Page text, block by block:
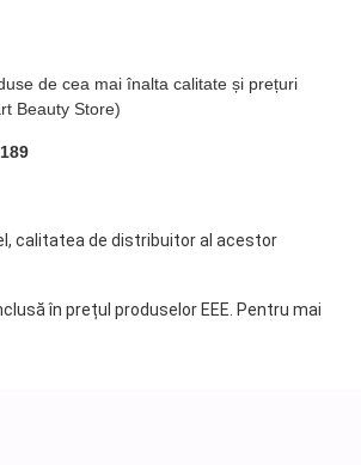
de cea mai înalta calitate și prețuri
Beauty Store)
calitatea de distribuitor al acestor
în prețul produselor EEE. Pentru mai